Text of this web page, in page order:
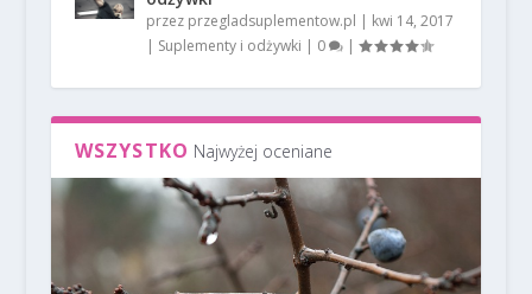
przez przegladsuplementow.pl | kwi 14, 2017
| Suplementy i odżywki | 0 |
WSZYSTKO Najwyżej oceniane